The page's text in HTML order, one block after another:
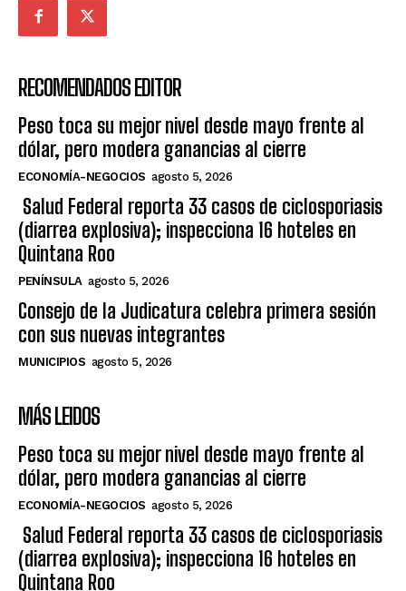
RECOMENDADOS EDITOR
Peso toca su mejor nivel desde mayo frente al
dólar, pero modera ganancias al cierre
ECONOMÍA-NEGOCIOS agosto 5, 2026
Salud Federal reporta 33 casos de ciclosporiasis
(diarrea explosiva); inspecciona 16 hoteles en
Quintana Roo
PENÍNSULA agosto 5, 2026
Consejo de la Judicatura celebra primera sesión
con sus nuevas integrantes
MUNICIPIOS agosto 5, 2026
MÁS LEIDOS
Peso toca su mejor nivel desde mayo frente al
dólar, pero modera ganancias al cierre
ECONOMÍA-NEGOCIOS agosto 5, 2026
Salud Federal reporta 33 casos de ciclosporiasis
(diarrea explosiva); inspecciona 16 hoteles en
Quintana Roo